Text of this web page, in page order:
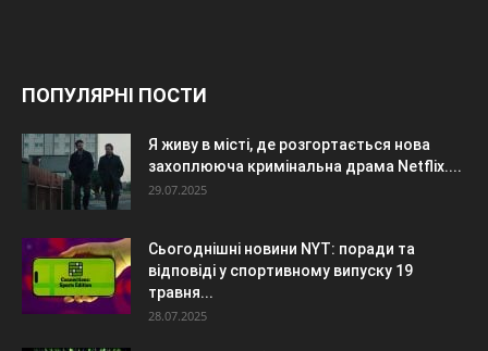
ПОПУЛЯРНІ ПОСТИ
Я живу в місті, де розгортається нова
захоплююча кримінальна драма Netflix....
29.07.2025
Сьогоднішні новини NYT: поради та
відповіді у спортивному випуску 19
травня...
28.07.2025